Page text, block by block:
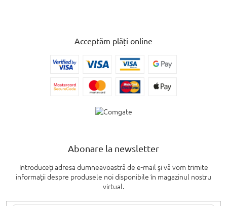
Acceptăm plăți online
Abonare la newsletter
Introduceţi adresa dumneavoastră de e-mail şi vă vom trimite
informaţii despre produsele noi disponibile în magazinul nostru
virtual.